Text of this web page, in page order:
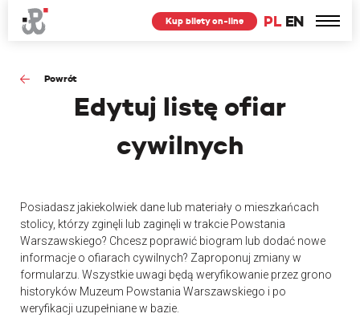
PL EN
Kup bilety on-line
Powrót
Edytuj listę ofiar
cywilnych
Posiadasz jakiekolwiek dane lub materiały o mieszkańcach
stolicy, którzy zginęli lub zaginęli w trakcie Powstania
Warszawskiego? Chcesz poprawić biogram lub dodać nowe
informacje o ofiarach cywilnych? Zaproponuj zmiany w
formularzu. Wszystkie uwagi będą weryfikowanie przez grono
historyków Muzeum Powstania Warszawskiego i po
weryfikacji uzupełniane w bazie.